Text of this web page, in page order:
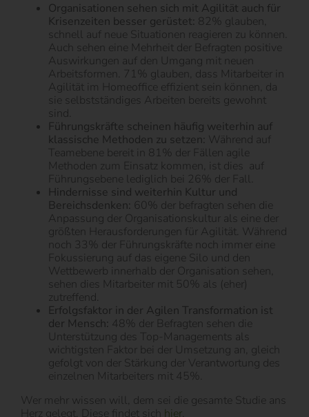
Organisationen sehen sich mit Agilität auch für
Krisenzeiten besser gerüstet: 82% glauben,
schnell auf neue Situationen reagieren zu können.
Auch sehen eine Mehrheit der Befragten positive
Auswirkungen auf den Umgang mit neuen
Arbeitsformen. 71% glauben, dass Mitarbeiter in
Agilität im Homeoffice effizient sein können, da
sie selbstständiges Arbeiten bereits gewohnt
sind.
Führungskräfte scheinen häufig weiterhin auf
klassische Methoden zu setzen: Während auf
Teamebene bereit in 81% der Fällen agile
Methoden zum Einsatz kommen, ist dies auf
Führungsebene lediglich bei 26% der Fall.
Hindernisse sind weiterhin Kultur und
Bereichsdenken: 60% der befragten sehen die
Anpassung der Organisationskultur als eine der
größten Herausforderungen für Agilität. Während
noch 33% der Führungskräfte noch immer eine
Fokussierung auf das eigene Silo und den
Wettbewerb innerhalb der Organisation sehen,
sehen dies Mitarbeiter mit 50% als (eher)
zutreffend.
Erfolgsfaktor in der Agilen Transformation ist
der Mensch: 48% der Befragten sehen die
Unterstützung des Top-Managements als
wichtigsten Faktor bei der Umsetzung an, gleich
gefolgt von der Stärkung der Verantwortung des
einzelnen Mitarbeiters mit 45%.
Wer mehr wissen will, dem sei die gesamte Studie ans
Herz gelegt. Diese findet sich hier.